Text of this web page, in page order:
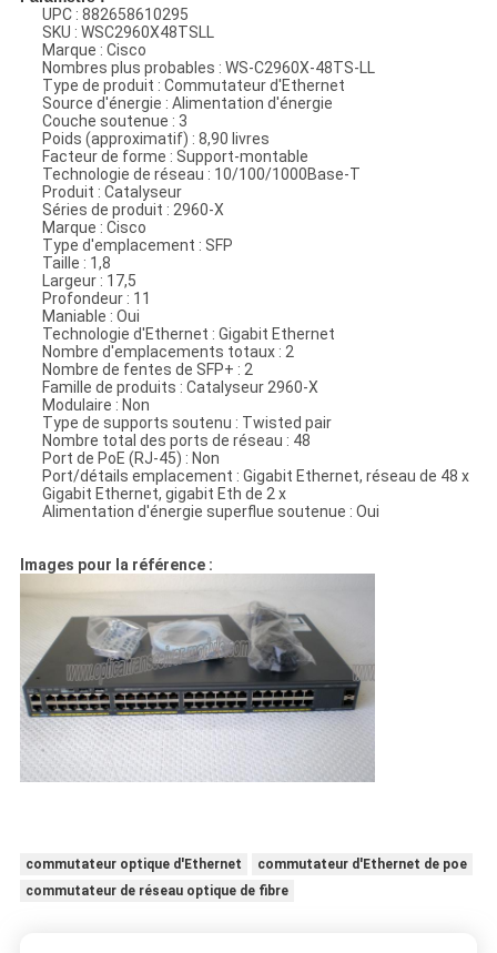
UPC : 882658610295
SKU : WSC2960X48TSLL
Marque : Cisco
Nombres plus probables : WS-C2960X-48TS-LL
Type de produit : Commutateur d'Ethernet
Source d'énergie : Alimentation d'énergie
Couche soutenue : 3
Poids (approximatif) : 8,90 livres
Facteur de forme : Support-montable
Technologie de réseau : 10/100/1000Base-T
Produit : Catalyseur
Séries de produit : 2960-X
Marque : Cisco
Type d'emplacement : SFP
Taille : 1,8
Largeur : 17,5
Profondeur : 11
Maniable : Oui
Technologie d'Ethernet : Gigabit Ethernet
Nombre d'emplacements totaux : 2
Nombre de fentes de SFP+ : 2
Famille de produits : Catalyseur 2960-X
Modulaire : Non
Type de supports soutenu : Twisted pair
Nombre total des ports de réseau : 48
Port de PoE (RJ-45) : Non
Port/détails emplacement : Gigabit Ethernet, réseau de 48 x
Gigabit Ethernet, gigabit Eth de 2 x
Alimentation d'énergie superflue soutenue : Oui
Images pour la référence :
commutateur optique d'Ethernet
commutateur d'Ethernet de poe
commutateur de réseau optique de fibre